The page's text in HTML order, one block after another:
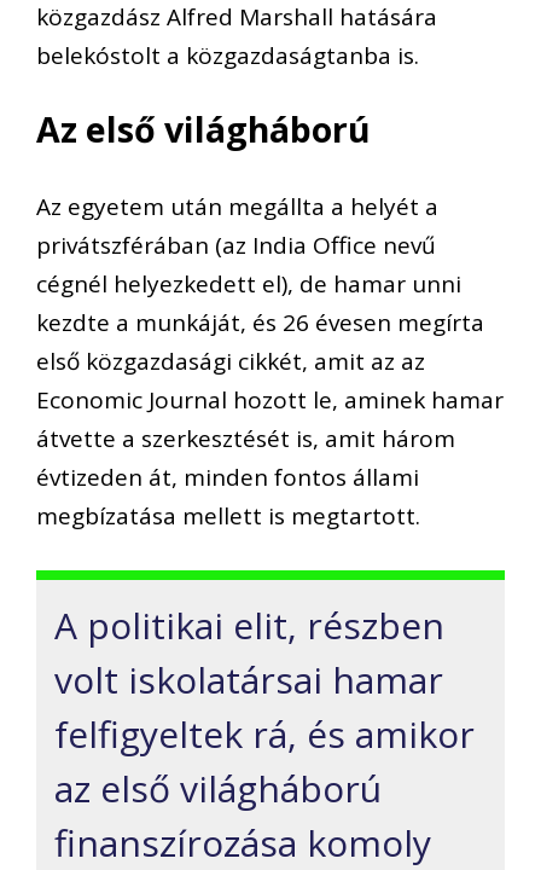
közgazdász Alfred Marshall hatására
belekóstolt a közgazdaságtanba is.
Az első világháború
Az egyetem után megállta a helyét a
privátszférában (az India Office nevű
cégnél helyezkedett el), de hamar unni
kezdte a munkáját, és 26 évesen megírta
első közgazdasági cikkét, amit az az
Economic Journal hozott le, aminek hamar
átvette a szerkesztését is, amit három
évtizeden át, minden fontos állami
megbízatása mellett is megtartott.
A politikai elit, részben
volt iskolatársai hamar
felfigyeltek rá, és amikor
az első világháború
finanszírozása komoly